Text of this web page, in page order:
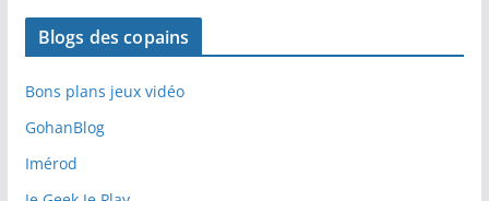
Blogs des copains
Bons plans jeux vidéo
GohanBlog
Imérod